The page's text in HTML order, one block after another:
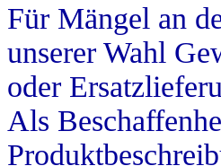
Für Mängel an
unserer Wahl
oder
Als